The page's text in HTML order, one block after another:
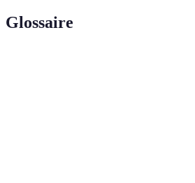
Glossaire